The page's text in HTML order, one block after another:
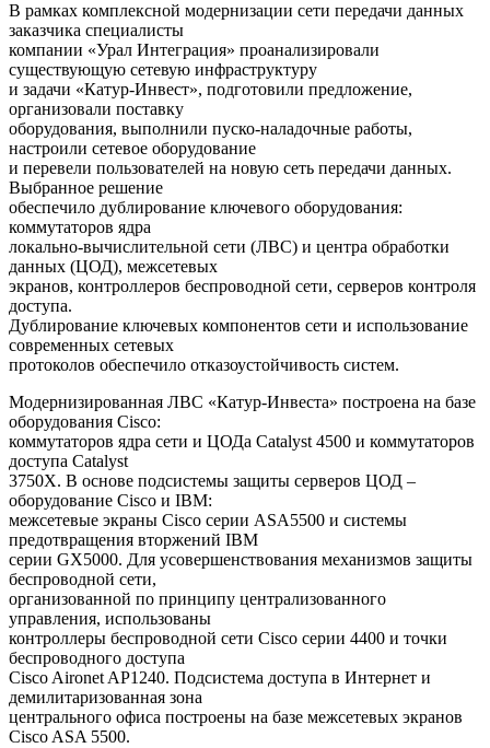
В рамках комплексной модернизации сети передачи данных
заказчика специалисты
компании «Урал Интеграция» проанализировали
существующую сетевую инфраструктуру
и задачи «Катур-Инвест», подготовили предложение,
организовали поставку
оборудования, выполнили пуско-наладочные работы,
настроили сетевое оборудование
и перевели пользователей на новую сеть передачи данных.
Выбранное решение
обеспечило дублирование ключевого оборудования:
коммутаторов ядра
локально-вычислительной сети (ЛВС) и центра обработки
данных (ЦОД), межсетевых
экранов, контроллеров беспроводной сети, серверов контроля
доступа.
Дублирование ключевых компонентов сети и использование
современных сетевых
протоколов обеспечило отказоустойчивость систем.
Модернизированная ЛВС «Катур-Инвеста» построена на базе
оборудования Cisco:
коммутаторов ядра сети и ЦОДа Catalyst 4500 и коммутаторов
доступа Catalyst
3750X. В основе подсистемы защиты серверов ЦОД –
оборудование Cisco и IBM:
межсетевые экраны Cisco серии ASA5500 и системы
предотвращения вторжений IBM
серии GX5000. Для усовершенствования механизмов защиты
беспроводной сети,
организованной по принципу централизованного
управления, использованы
контроллеры беспроводной сети Cisco серии 4400 и точки
беспроводного доступа
Cisco Aironet AP1240. Подсистема доступа в Интернет и
демилитаризованная зона
центрального офиса построены на базе межсетевых экранов
Cisco ASA 5500.